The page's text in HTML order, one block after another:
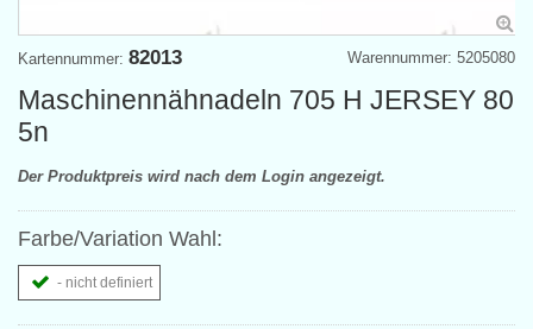
Warennummer: 5205080
Kartennummer: 82013
Maschinennähnadeln 705 H JERSEY 80
5n
Der Produktpreis wird nach dem Login angezeigt.
Farbe/Variation Wahl:
- nicht definiert